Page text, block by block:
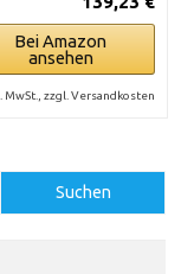
Bei Amazon
ansehen
MwSt., zzgl. Versandkosten
Suchen